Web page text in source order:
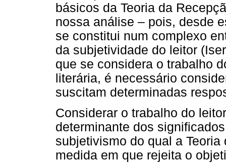
básicos da Teoria da
nossa análise – pois, desde
se constitui num complexo
da subjetividade do leitor
que se considera o trabalho
literária, é necessário
suscitam determinadas
Considerar o trabalho do
determinante dos
subjetivismo do qual a
medida em que rejeita o